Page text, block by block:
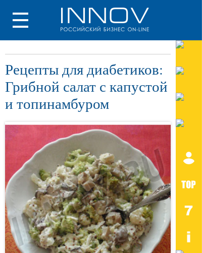
Рецепты для диабетиков:
Грибной салат с капустой
и топинамбуром